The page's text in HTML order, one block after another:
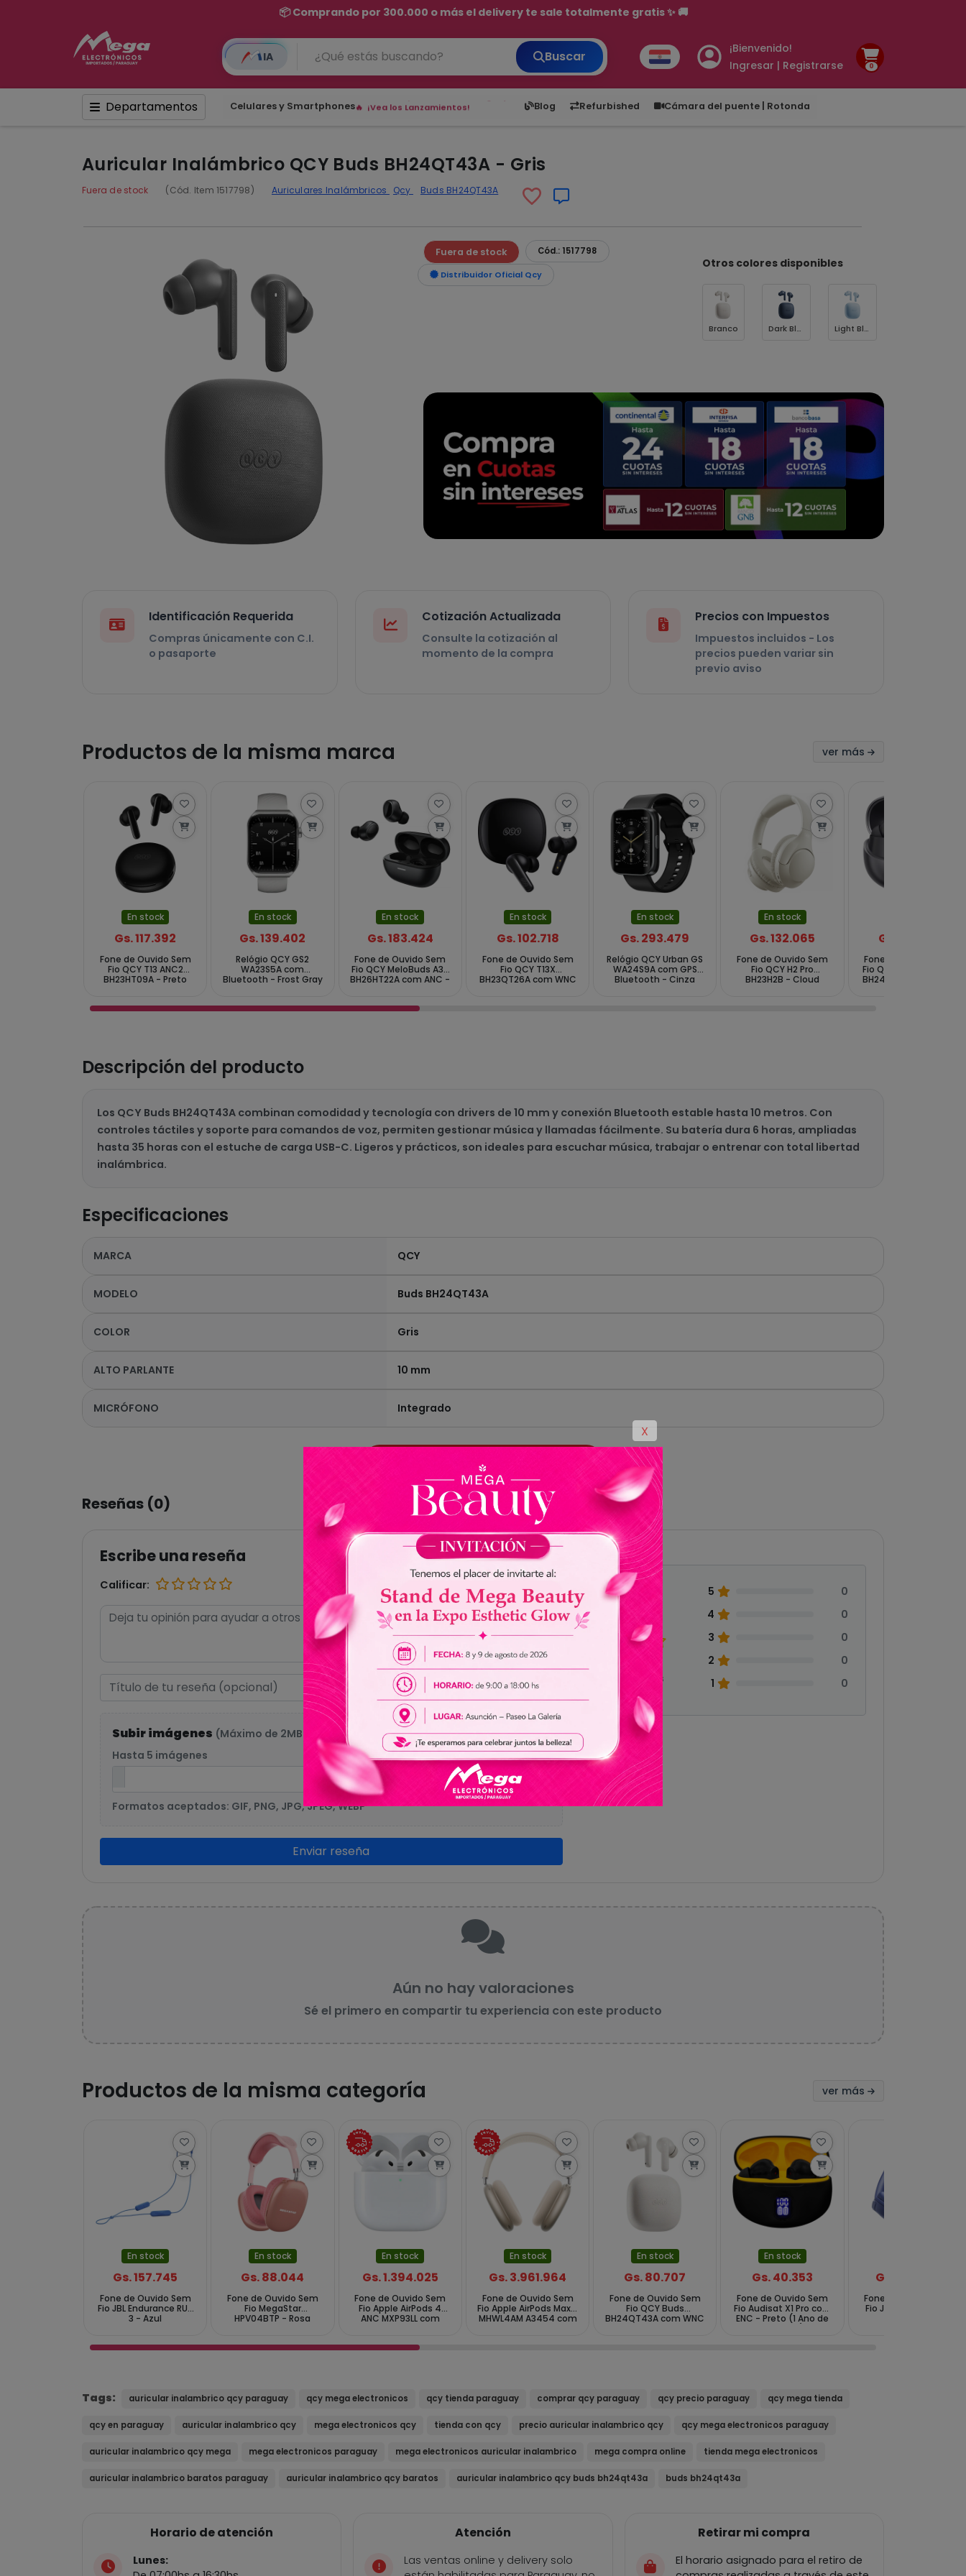
📦 Comprando por 300.000 o más el delivery te sale totalmente gratis ✨ 🚚
💳 ¡HASTA 24 CUOTAS SIN INTERÉS con tarjetas adheridas!
IA
Buscar
¡Bienvenido!
Ingresar | Registrarse
0
Departamentos Celulares y Smartphones
¡Hasta en 24 cuotas sin interés!
Blog Refurbished Cámara del puente | Rotonda
6,050 5.22 1,900 1.00
Auricular Inalámbrico QCY Buds BH24QT43A - Gris
Fuera de stock (Cód. Item 1517798) Auriculares Inalámbricos Qcy Buds BH24QT43A
Fuera de stock Cód.: 1517798
Distribuidor Oficial Qcy
Otros colores disponibles
Branco Dark Blue Light Blue
Identificación Requerida
Compras únicamente con C.I.
o pasaporte
Cotización Actualizada
Consulte la cotización al
momento de la compra
Precios con Impuestos
Impuestos incluidos - Los
precios pueden variar sin
previo aviso
Productos de la misma marca ver más
En stock
Gs. 117.392
Fone de Ouvido Sem
Fio QCY T13 ANC2
BH23HT09A - Preto
En stock
Gs. 139.402
Relógio QCY GS2
WA23S5A com
Bluetooth - Frost Gray
En stock
Gs. 183.424
Fone de Ouvido Sem
Fio QCY MeloBuds A30
BH26HT22A com ANC -
En stock
Gs. 102.718
Fone de Ouvido Sem
Fio QCY T13X
BH23QT26A com WNC
En stock
Gs. 293.479
Relógio QCY Urban GS
WA24S9A com GPS
Bluetooth - Cinza
En stock
Gs. 132.065
Fone de Ouvido Sem
Fio QCY H2 Pro
BH23H2B - Cloud
Gs. 190.761
Fone de Ouvido Sem
Fio QCY Melobuds Pro
BH24HT08A com ANC
Descripción del producto
Los QCY Buds BH24QT43A combinan comodidad y tecnología con drivers de 10 mm y conexión Bluetooth estable hasta 10 metros. Con
controles táctiles y soporte para comandos de voz, permiten gestionar música y llamadas fácilmente. Su batería dura 6 horas, ampliadas
hasta 35 horas con el estuche de carga USB-C. Ligeros y prácticos, son ideales para escuchar música, trabajar o entrenar con total libertad
inalámbrica.
Especificaciones
MARCA QCY
MODELO Buds BH24QT43A
COLOR Gris
ALTO PARLANTE 10 mm
MICRÓFONO Integrado
Ver todas las especificaciones
Reseñas (0)
Escribe una reseña
Calificar:
Subir imágenes (Máximo de 2MB por imagen)
Hasta 5 imágenes
Formatos aceptados: GIF, PNG, JPG, JPEG, WEBP
Enviar reseña
0.0
Sin reseñas
5
0
4
0
3
0
2
0
1
0
Aún no hay valoraciones
Sé el primero en compartir tu experiencia con este producto
Productos de la misma categoría ver más
En stock
Gs. 157.745
Fone de Ouvido Sem
Fio JBL Endurance RUN
3 - Azul
En stock
Gs. 88.044
Fone de Ouvido Sem
Fio MegaStar
HPV04BTP - Rosa
En stock
Gs. 1.394.025
Fone de Ouvido Sem
Fio Apple AirPods 4
ANC MXP93LL com
En stock
Gs. 3.961.964
Fone de Ouvido Sem
Fio Apple AirPods Max 2
MHWL4AM A3454 com
En stock
Gs. 80.707
Fone de Ouvido Sem
Fio QCY Buds
BH24QT43A com WNC
En stock
Gs. 40.353
Fone de Ouvido Sem
Fio Audisat X1 Pro com
ENC - Preto (1 Ano de
Gs. 238.452
Fone de Ouvido Sem
Fio JBL TUNE 530BT -
Tags: auricular inalambrico qcy paraguay qcy mega electronicos qcy tienda paraguay comprar qcy paraguay qcy precio paraguay qcy mega tienda
qcy en paraguay auricular inalambrico qcy mega electronicos qcy tienda con qcy precio auricular inalambrico qcy qcy mega electronicos paraguay
auricular inalambrico qcy mega mega electronicos paraguay mega electronicos auricular inalambrico mega compra online tienda mega electronicos
auricular inalambrico baratos paraguay auricular inalambrico qcy baratos auricular inalambrico qcy buds bh24qt43a buds bh24qt43a
X
Horario de atención
Lunes:
Atención
Las ventas online y delivery solo
Retirar mi compra
El horario asignado para el retiro de